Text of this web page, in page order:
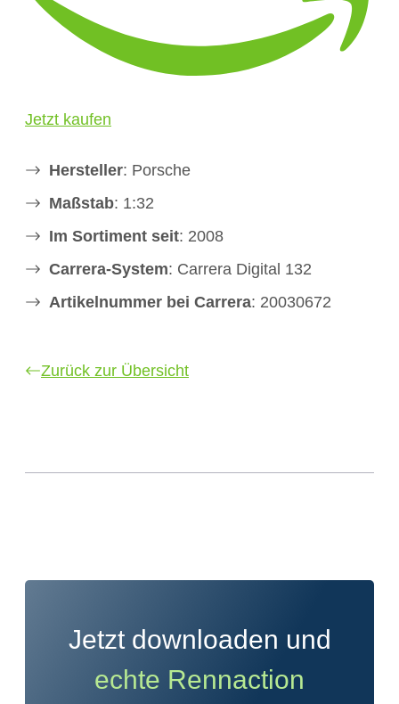
Jetzt kaufen
Hersteller: Porsche
Maßstab: 1:32
Im Sortiment seit: 2008
Carrera-System: Carrera Digital 132
Artikelnummer bei Carrera: 20030672
Zurück zur Übersicht
Jetzt downloaden und
echte Rennaction